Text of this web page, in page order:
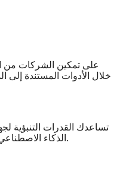
خلال الأدوات المستندة إلى
تساعدك القدرات التنبؤية
الذكاء الاصطناعي رؤى تفيد استراتيجيتك. أفضل جزء؟ يمكنك الضبط في الوقت الفعلي ، وتقليل المخاطر وزيادة المكافأة.